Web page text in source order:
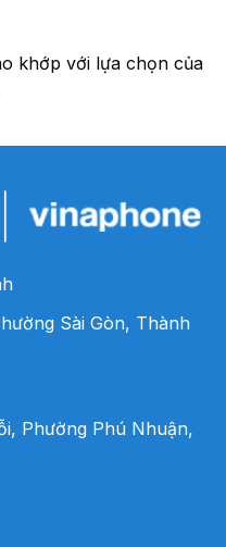
khớp với lựa chọn của
Sài Gòn, Thành
Phường Phú Nhuận,